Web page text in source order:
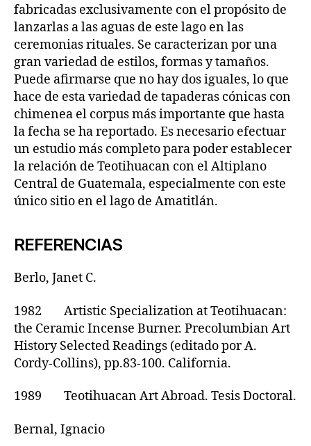
fabricadas exclusivamente con el propósito de
lanzarlas a las aguas de este lago en las
ceremonias rituales. Se caracterizan por una
gran variedad de estilos, formas y tamaños.
Puede afirmarse que no hay dos iguales, lo que
hace de esta variedad de tapaderas cónicas con
chimenea el corpus más importante que hasta
la fecha se ha reportado. Es necesario efectuar
un estudio más completo para poder establecer
la relación de Teotihuacan con el Altiplano
Central de Guatemala, especialmente con este
único sitio en el lago de Amatitlán.
REFERENCIAS
Berlo, Janet C.
1982 Artistic Specialization at Teotihuacan:
the Ceramic Incense Burner. Precolumbian Art
History Selected Readings (editado por A.
Cordy-Collins), pp.83-100. California.
1989 Teotihuacan Art Abroad. Tesis Doctoral.
Bernal, Ignacio